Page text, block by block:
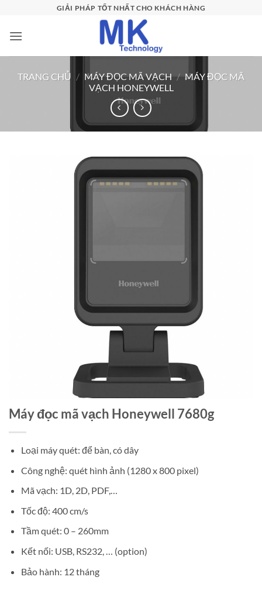
nội
GIẢI PHÁP TỐT NHẤT CHO KHÁCH HÀNG
TRANG CHỦ / MÁY ĐỌC MÃ VẠCH / MÁY ĐỌC MÃ
VẠCH HONEYWELL
Máy đọc mã vạch Honeywell 7680g
Loại máy quét: để bàn, có dây
Công nghệ: quét hình ảnh (1280 x 800 pixel)
Mã vạch: 1D, 2D, PDF,…
Tốc độ: 400 cm/s
Tầm quét: 0 – 260mm
Kết nối: USB, RS232, … (option)
Bảo hành: 12 tháng